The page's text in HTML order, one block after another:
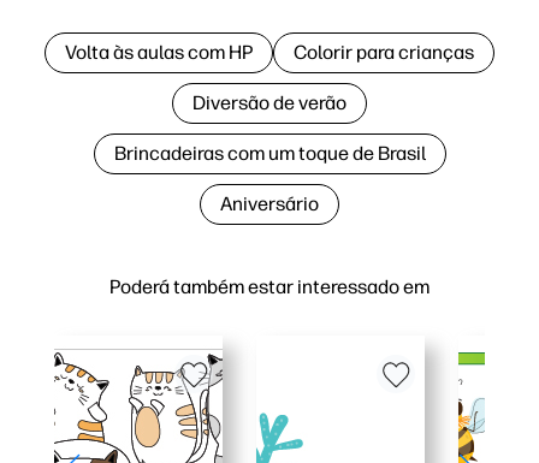
Poderá também estar interessado em
Volta às aulas com HP Colorir para crianças
Diversão de verão
Brincadeiras com um toque de Brasil
Aniversário